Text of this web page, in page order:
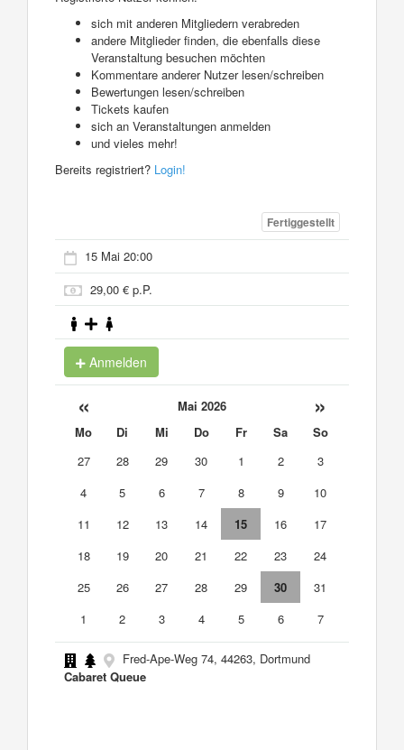
sich mit anderen Mitgliedern verabreden
andere Mitglieder finden, die ebenfalls diese
Veranstaltung besuchen möchten
Kommentare anderer Nutzer lesen/schreiben
Bewertungen lesen/schreiben
Tickets kaufen
sich an Veranstaltungen anmelden
und vieles mehr!
Bereits registriert? Login!
Fertiggestellt
15 Mai 20:00
29,00 € p.P.
Anmelden
« Mai 2026 »
Mo Di Mi Do Fr Sa
So
27
28 29 30 1 2
3
4
5 6 7 8 9
10
11
12 13 14 15 16
17
18
19 20 21 22 23
24
25
26 27 28 29 30
31
1
2 3 4 5 6 7
Fred-Ape-Weg 74, 44263, Dortmund
Cabaret Queue